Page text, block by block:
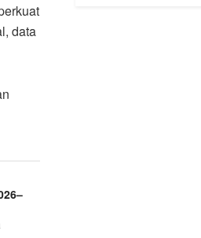
data